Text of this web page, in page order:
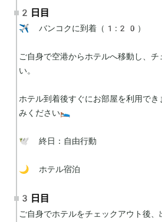
2日目
✈️ バンコクに到着（1:20）
ご自身で空港からホテルへ移動し、チ
い。
ホテル到着後すぐにお部屋を利用で
みください🛌
🕊 終日：自由行動
🌙 ホテル宿泊
3日目
ご自身でホテルをチェックアウト後、